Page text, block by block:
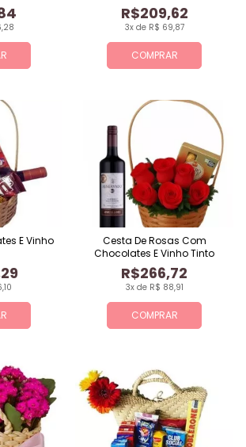
COMPRAR
3x de R$ 69,87
R$209,62
E Vinho
COMPRAR
3x de R$ 88,91
R$266,72
Cesta De Rosas Com
Chocolates E Vinho Tinto